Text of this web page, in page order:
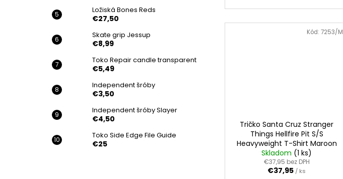
Ložiská Bones Reds
€27,50
Skate grip Jessup
€8,99
Toko Repair candle transparent
€5,49
Independent šróby
€3,50
Independent šróby Slayer
€4,50
Toko Side Edge File Guide
€25
Tričko Santa Cruz Stranger
Things Hellfire Pit S/S
Heavyweight T-Shirt Maroon
Skladom (1 ks)
€37,95 bez DPH
€37,95 / ks
Kód:7253/M